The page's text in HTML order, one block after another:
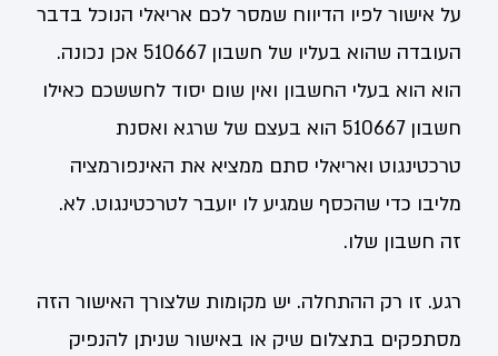
על אישור לפיו הדיווח שמסר לכם אריאלי הנוכל בדבר
העובדה שהוא בעליו של חשבון 510667 אכן נכונה.
הוא הוא בעלי החשבון ואין שום יסוד לחששכם כאילו
חשבון 510667 הוא בעצם של שרגא ואסנת
טרכטינגוט ואריאלי סתם ממציא את האינפורמציה
מליבו כדי שהכסף שמגיע לו יועבר לטרכטינגוט. לא.
זה חשבון שלו.
רגע. זו רק ההתחלה. יש מקומות שלצורך האישור הזה
מסתפקים בתצלום שיק או באישור שניתן להנפיק